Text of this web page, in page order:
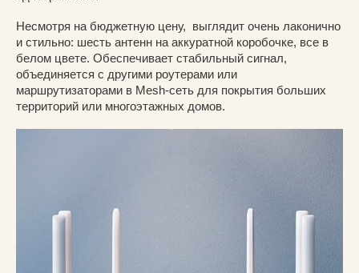
Несмотря на бюджетную цену, выглядит очень лаконично
и стильно: шесть антенн на аккуратной коробочке, все в
белом цвете. Обеспечивает стабильный сигнал,
объединяется с другими роутерами или
маршрутизаторами в Mesh-сеть для покрытия больших
территорий или многоэтажных домов.